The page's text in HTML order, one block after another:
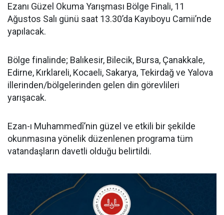
Ezanı Güzel Okuma Yarışması Bölge Finali, 11
Ağustos Salı günü saat 13.30’da Kayıboyu Camii’nde
yapılacak.
Bölge finalinde; Balıkesir, Bilecik, Bursa, Çanakkale,
Edirne, Kırklareli, Kocaeli, Sakarya, Tekirdağ ve Yalova
illerinden/bölgelerinden gelen din görevlileri
yarışacak.
Ezan-ı Muhammedî’nin güzel ve etkili bir şekilde
okunmasına yönelik düzenlenen programa tüm
vatandaşların davetli olduğu belirtildi.